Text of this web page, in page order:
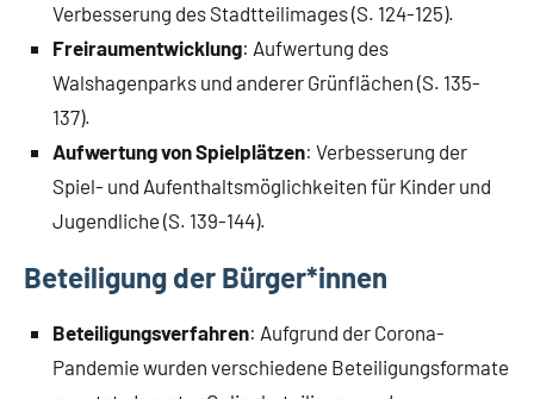
Verbesserung des Stadtteilimages (S. 124-125).
Freiraumentwicklung: Aufwertung des
Walshagenparks und anderer Grünflächen (S. 135-
137).
Aufwertung von Spielplätzen: Verbesserung der
Spiel- und Aufenthaltsmöglichkeiten für Kinder und
Jugendliche (S. 139-144).
Beteiligung der Bürger*innen
Beteiligungsverfahren: Aufgrund der Corona-
Pandemie wurden verschiedene Beteiligungsformate